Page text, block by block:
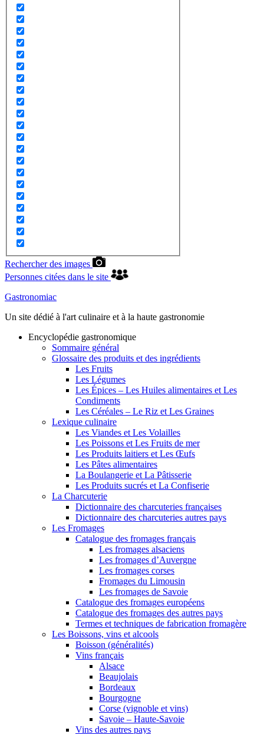
Rechercher des images
Personnes citées dans le site
Gastronomiac
Un site dédié à l'art culinaire et à la haute gastronomie
Encyclopédie gastronomique
Sommaire général
Glossaire des produits et des ingrédients
Les Fruits
Les Légumes
Les Épices – Les Huiles alimentaires et Les
Condiments
Les Céréales – Le Riz et Les Graines
Lexique culinaire
Les Viandes et Les Volailles
Les Poissons et Les Fruits de mer
Les Produits laitiers et Les Œufs
Les Pâtes alimentaires
La Boulangerie et La Pâtisserie
Les Produits sucrés et La Confiserie
La Charcuterie
Dictionnaire des charcuteries françaises
Dictionnaire des charcuteries autres pays
Les Fromages
Catalogue des fromages français
Les fromages alsaciens
Les fromages d’Auvergne
Les fromages corses
Fromages du Limousin
Les fromages de Savoie
Catalogue des fromages européens
Catalogue des fromages des autres pays
Termes et techniques de fabrication fromagère
Les Boissons, vins et alcools
Boisson (généralités)
Vins français
Alsace
Beaujolais
Bordeaux
Bourgogne
Corse (vignoble et vins)
Savoie – Haute-Savoie
Vins des autres pays